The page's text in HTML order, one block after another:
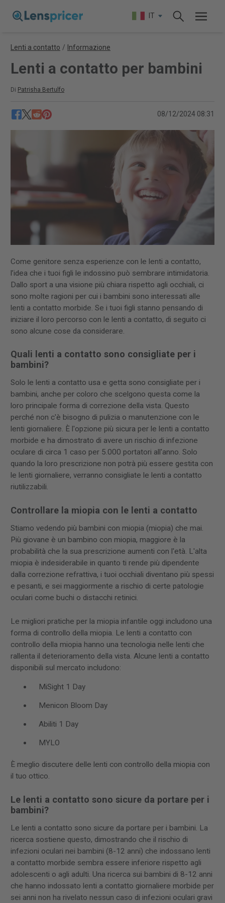
IT
Lenti a contatto / Informazione
Lenti a contatto per bambini
Di Patrisha Bertulfo
08/12/2024 08:31
Come genitore senza esperienze con le lenti a contatto,
l’idea che i tuoi figli le indossino può sembrare intimidatoria.
Dallo sport a una visione più chiara rispetto agli occhiali, ci
sono molte ragioni per cui i bambini sono interessati alle
lenti a contatto morbide. Se i tuoi figli stanno pensando di
iniziare il loro percorso con le lenti a contatto, di seguito ci
sono alcune cose da considerare.
Quali lenti a contatto sono consigliate per i
bambini?
Solo le lenti a contatto usa e getta sono consigliate per i
bambini, anche per coloro che scelgono questa come la
loro principale forma di correzione della vista. Questo
perché non c'è bisogno di pulizia o manutenzione con le
lenti giornaliere. È l'opzione più sicura per le lenti a contatto
morbide e ha dimostrato di avere un rischio di infezione
oculare di circa 1 caso per 5.000 portatori all'anno. Solo
quando la loro prescrizione non potrà più essere gestita con
le lenti giornaliere, verranno consigliate le lenti a contatto
riutilizzabili.
Controllare la miopia con le lenti a contatto
Stiamo vedendo più bambini con miopia (miopia) che mai.
Più giovane è un bambino con miopia, maggiore è la
probabilità che la sua prescrizione aumenti con l'età. L'alta
miopia è indesiderabile in quanto ti rende più dipendente
dalla correzione refrattiva, i tuoi occhiali diventano più spessi
e pesanti, e sei maggiormente a rischio di certe patologie
oculari come buchi o distacchi retinici.
Le migliori pratiche per la miopia infantile oggi includono una
forma di controllo della miopia. Le lenti a contatto con
controllo della miopia hanno una tecnologia nelle lenti che
rallenta il deterioramento della vista. Alcune lenti a contatto
disponibili sul mercato includono:
MiSight 1 Day
Menicon Bloom Day
Abiliti 1 Day
MYLO
È meglio discutere delle lenti con controllo della miopia con
il tuo ottico.
Le lenti a contatto sono sicure da portare per i
bambini?
Le lenti a contatto sono sicure da portare per i bambini. La
ricerca sostiene questo, dimostrando che il rischio di
infezioni oculari nei bambini (8-12 anni) che indossano lenti
a contatto morbide sembra essere inferiore rispetto agli
adolescenti o agli adulti. Una ricerca sui bambini di 8-12 anni
che hanno indossato lenti a contatto giornaliere morbide per
sei anni non ha rivelato nessun caso di infezioni oculari gravi